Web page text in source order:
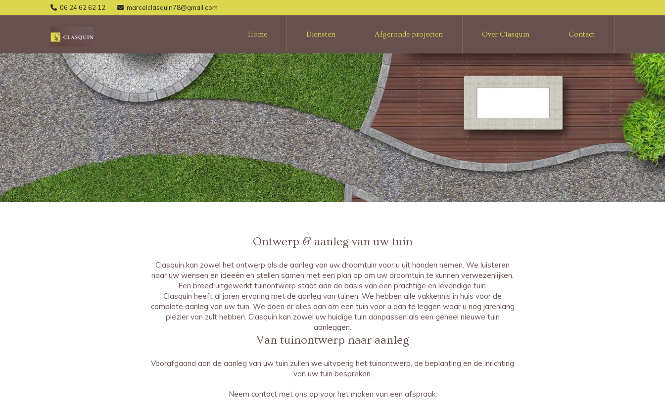
 06 24 62 62 12  marcelclasquin78@gmail.com
Home Diensten Afgeronde projecten Over Clasquin Contact
Ontwerp & aanleg van uw tuin
Clasquin kan zowel het ontwerp als de aanleg van uw droomtuin voor u uit handen nemen. We luisteren
naar uw wensen en ideeën en stellen samen met een plan op om uw droomtuin te kunnen verwezenlijken.
Een breed uitgewerkt tuinontwerp staat aan de basis van een prachtige en levendige tuin.
Clasquin heeft al jaren ervaring met de aanleg van tuinen. We hebben alle vakkennis in huis voor de
complete aanleg van uw tuin. We doen er alles aan om een tuin voor u aan te leggen waar u nog jarenlang
plezier van zult hebben. Clasquin kan zowel uw huidige tuin aanpassen als een geheel nieuwe tuin
aanleggen.
Van tuinontwerp naar aanleg
Voorafgaand aan de aanleg van uw tuin zullen we uitvoerig het tuinontwerp, de beplanting en de inrichting
van uw tuin bespreken.
Neem contact met ons op voor het maken van een afspraak.